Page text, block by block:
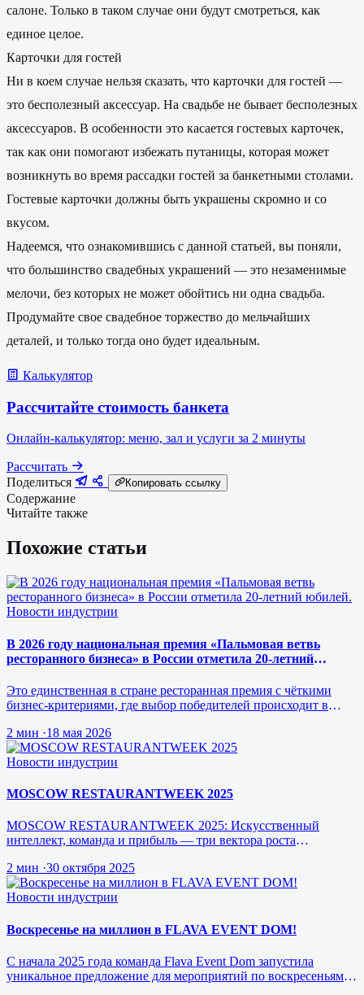
салоне. Только в таком случае они будут смотреться, как
единое целое.
Карточки для гостей
Ни в коем случае нельзя сказать, что карточки для гостей —
это бесполезный аксессуар. На свадьбе не бывает бесполезных
аксессуаров. В особенности это касается гостевых карточек,
так как они помогают избежать путаницы, которая может
возникнуть во время рассадки гостей за банкетными столами.
Гостевые карточки должны быть украшены скромно и со
вкусом.
Надеемся, что ознакомившись с данной статьей, вы поняли,
что большинство свадебных украшений — это незаменимые
мелочи, без которых не может обойтись ни одна свадьба.
Продумайте свое свадебное торжество до мельчайших
деталей, и только тогда оно будет идеальным.
Калькулятор
Рассчитайте стоимость банкета
Онлайн-калькулятор: меню, зал и услуги за 2 минуты
Рассчитать
Поделиться
Копировать ссылку
Содержание
Читайте также
Похожие статьи
Новости индустрии
В 2026 году национальная премия «Пальмовая ветвь
ресторанного бизнеса» в России отметила 20-летний
Это единственная в стране ресторанная премия с чёткими
бизнес-критериями, где выбор победителей происходит в
2 мин ·18 мая 2026
Новости индустрии
MOSCOW RESTAURANTWEEK 2025
MOSCOW RESTAURANTWEEK 2025: Искусственный
интеллект, команда и прибыль — три вектора роста
2 мин ·30 октября 2025
Новости индустрии
Воскресенье на миллион в FLAVA EVENT DOM!
С начала 2025 года команда Flava Event Dom запустила
уникальное предложение для мероприятий по воскресеньям за